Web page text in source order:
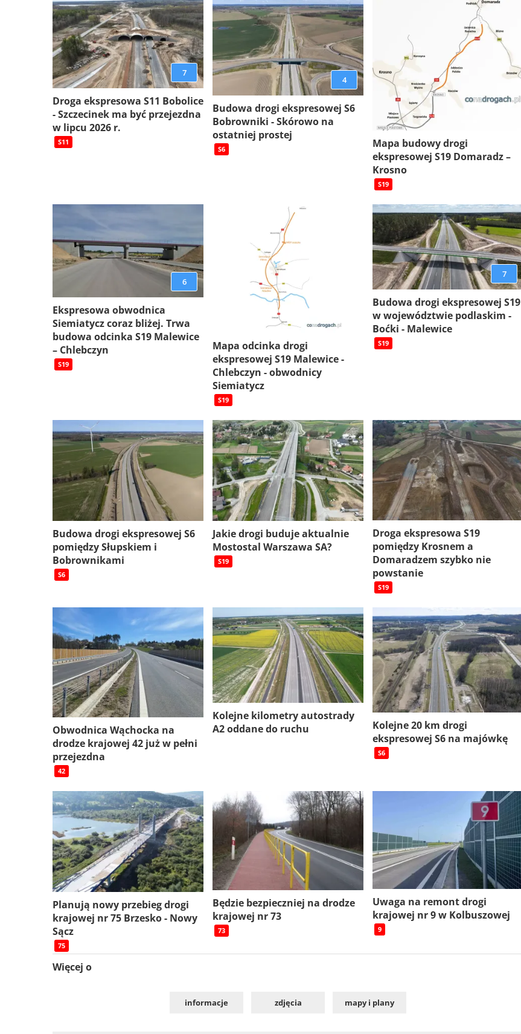
7
Droga ekspresowa S11 Bobolice
- Szczecinek ma być przejezdna
w lipcu 2026 r.
S11
4
Budowa drogi ekspresowej S6
Bobrowniki - Skórowo na
ostatniej prostej
S6
Mapa budowy drogi
ekspresowej S19 Domaradz –
Krosno
S19
6
Ekspresowa obwodnica
Siemiatycz coraz bliżej. Trwa
budowa odcinka S19 Malewice
– Chlebczyn
S19
Mapa odcinka drogi
ekspresowej S19 Malewice -
Chlebczyn - obwodnicy
Siemiatycz
S19
7
Budowa drogi ekspresowej S19
w województwie podlaskim -
Boćki - Malewice
S19
Budowa drogi ekspresowej S6
pomiędzy Słupskiem i
Bobrownikami
S6
Jakie drogi buduje aktualnie
Mostostal Warszawa SA?
S19
Droga ekspresowa S19
pomiędzy Krosnem a
Domaradzem szybko nie
powstanie
S19
Obwodnica Wąchocka na
drodze krajowej 42 już w pełni
przejezdna
42
Kolejne kilometry autostrady
A2 oddane do ruchu
Kolejne 20 km drogi
ekspresowej S6 na majówkę
S6
Planują nowy przebieg drogi
krajowej nr 75 Brzesko - Nowy
Sącz
75
Będzie bezpieczniej na drodze
krajowej nr 73
73
Uwaga na remont drogi
krajowej nr 9 w Kolbuszowej
9
Więcej o
informacje zdjęcia mapy i plany